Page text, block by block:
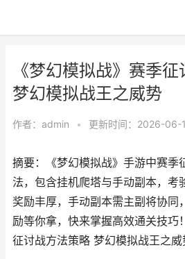
《梦幻模拟战》赛季
梦幻模拟战王之威势
作者： admin • 更新时间：2026-06-
摘要：《梦幻模拟战》手游中赛季
法，包含挂机爬塔与手动副本，考
奖励丰厚，手动副本需主副将协同
励等你拿，快来掌握高效通关技巧
征讨战方法策略 梦幻模拟战王之威